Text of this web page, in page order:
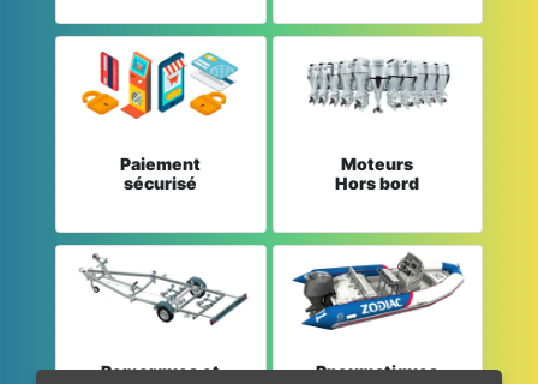
Paiement
sécurisé
Moteurs
Hors bord
Remorques et
Pneumatiques